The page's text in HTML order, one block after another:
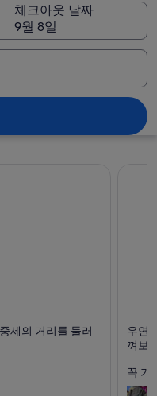
체크아웃 날짜
9월 8일
세의 거리를 둘러
포르
친절
우연
껴보
꼭 가